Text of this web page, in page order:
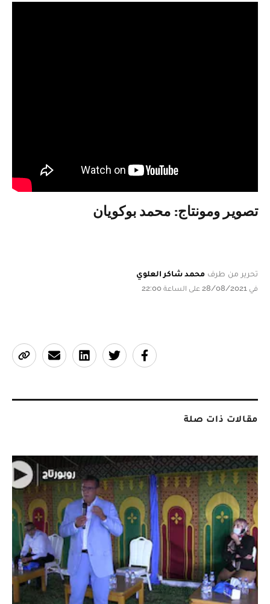
تصوير ومونتاج: محمد بوكويان
تحرير من طرف محمد شاكر العلوي
في 28/08/2021 على الساعة 22:00
مقالات ذات صلة